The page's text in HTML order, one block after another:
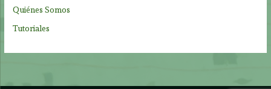
Quiénes Somos
Tutoriales